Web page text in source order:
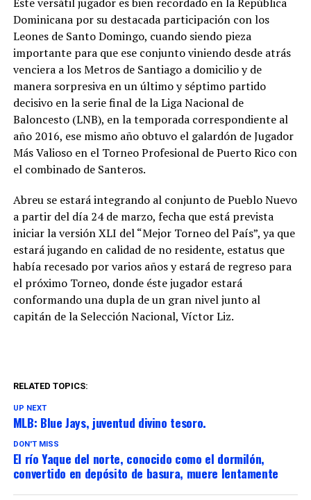
Dominicana por su destacada participación con los
Leones de Santo Domingo, cuando siendo pieza
importante para que ese conjunto viniendo desde atrás
venciera a los Metros de Santiago a domicilio y de
manera sorpresiva en un último y séptimo partido
decisivo en la serie final de la Liga Nacional de
Baloncesto (LNB), en la temporada correspondiente al
año 2016, ese mismo año obtuvo el galardón de Jugador
Más Valioso en el Torneo Profesional de Puerto Rico con
el combinado de Santeros.
Abreu se estará integrando al conjunto de Pueblo Nuevo
a partir del día 24 de marzo, fecha que está prevista
iniciar la versión XLI del “Mejor Torneo del País”, ya que
estará jugando en calidad de no residente, estatus que
había recesado por varios años y estará de regreso para
el próximo Torneo, donde éste jugador estará
conformando una dupla de un gran nivel junto al
capitán de la Selección Nacional, Víctor Liz.
RELATED TOPICS:
UP NEXT
MLB: Blue Jays, juventud divino tesoro.
DON'T MISS
El río Yaque del norte, conocido como el dormilón,
convertido en depósito de basura, muere lentamente